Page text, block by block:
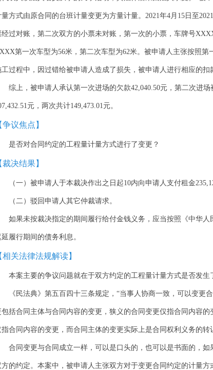
量方式由原合同的台班计量变更为方量计量。2021年4月15日至
经过对账，第二次双方的小票未对账，第一次的小票，车牌号
第一次车型为56米，第二次车型为62米。被申请人主张按照
工过程中，因过错给被申请人造成了损失，被申请人进行相应的扣
综上，被申请人承认第一次进场的欠款42,040.50元，第二次进
元，两次共计149,473.01元。
争议焦点】
是否对合同约定的工程量计量方式进行了变更？
裁决结果】
（一）被申请人于本裁决作出之日起10内向申请人支付租金
（二）驳回申请人其它仲裁请求。
如果未按裁决指定的期间履行给付金钱义务，应当按照《中华
延履行期间的债务利息。
相关法律法规解读】
本案主要的争议问题就在于双方约定的工程量计量方式是否发生
《民法典》第五百四十三条规定，“当事人协商一致，可以变更
包括合同主体与合同内容的变更，狭义的合同变更仅指合同内容
指合同内容的变更，而合同主体的变更实际上是合同权利义务的转
合同变更与合同成立一样，可以是口头的，也可以是书面的，
方的约定。本案中，被申请人主张双方对于变更合同约定的计量